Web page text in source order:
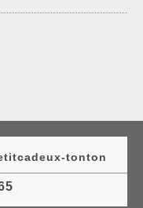
tonton